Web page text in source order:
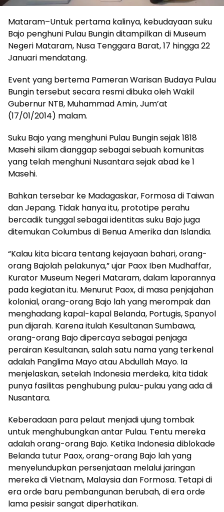
Mataram–Untuk pertama kalinya, kebudayaan suku
Bajo penghuni Pulau Bungin ditampilkan di Museum
Negeri Mataram, Nusa Tenggara Barat, 17 hingga 22
Januari mendatang.
Event yang bertema Pameran Warisan Budaya Pulau
Bungin tersebut secara resmi dibuka oleh Wakil
Gubernur NTB, Muhammad Amin, Jum’at
(17/01/2014) malam.
Suku Bajo yang menghuni Pulau Bungin sejak 1818
Masehi silam dianggap sebagai sebuah komunitas
yang telah menghuni Nusantara sejak abad ke 1
Masehi.
Bahkan tersebar ke Madagaskar, Formosa di Taiwan
dan Jepang. Tidak hanya itu, prototipe perahu
bercadik tunggal sebagai identitas suku Bajo juga
ditemukan Columbus di Benua Amerika dan Islandia.
“Kalau kita bicara tentang kejayaan bahari, orang-
orang Bajolah pelakunya,” ujar Paox Iben Mudhaffar,
Kurator Museum Negeri Mataram, dalam laporannya
pada kegiatan itu. Menurut Paox, di masa penjajahan
kolonial, orang-orang Bajo lah yang merompak dan
menghadang kapal-kapal Belanda, Portugis, Spanyol
pun dijarah. Karena itulah Kesultanan Sumbawa,
orang-orang Bajo dipercaya sebagai penjaga
perairan Kesultanan, salah satu nama yang terkenal
adalah Panglima Mayo atau Abdullah Mayo. Ia
menjelaskan, setelah Indonesia merdeka, kita tidak
punya fasilitas penghubung pulau-pulau yang ada di
Nusantara.
Keberadaan para pelaut menjadi ujung tombak
untuk menghubungkan antar Pulau. Tentu mereka
adalah orang-orang Bajo. Ketika Indonesia diblokade
Belanda tutur Paox, orang-orang Bajo lah yang
menyelundupkan persenjataan melalui jaringan
mereka di Vietnam, Malaysia dan Formosa. Tetapi di
era orde baru pembangunan berubah, di era orde
lama pesisir sangat diperhatikan.